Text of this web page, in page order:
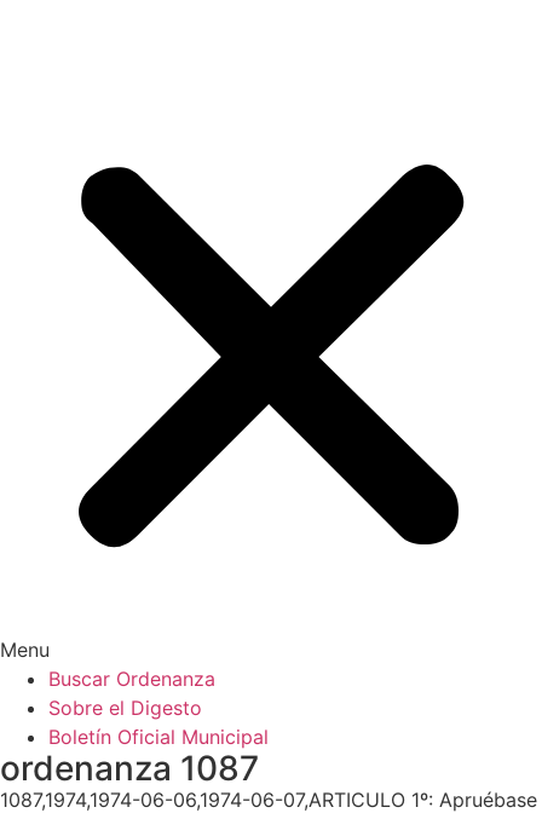
Menu
Buscar Ordenanza
Sobre el Digesto
Boletín Oficial Municipal
ordenanza 1087
1087,1974,1974-06-06,1974-06-07,ARTICULO 1º: Apruébase